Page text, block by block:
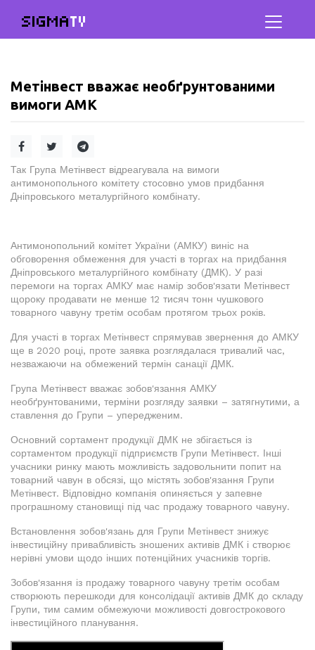
SIGMATV
Метінвест вважає необґрунтованими
вимоги АМК
Так Група Метінвест відреагувала на вимоги
антимонопольного комітету стосовно умов придбання
Дніпровського металургійного комбінату.
Антимонопольний комітет України (АМКУ) виніс на
обговорення обмеження для участі в торгах на придбання
Дніпровського металургійного комбінату (ДМК). У разі
перемоги на торгах АМКУ має намір зобов'язати Метінвест
щороку продавати не менше 12 тисяч тонн чушкового
товарного чавуну третім особам протягом трьох років.
Для участі в торгах Метінвест спрямував звернення до АМКУ
ще в 2020 році, проте заявка розглядалася тривалий час,
незважаючи на обмежений термін санації ДМК.
Група Метінвест вважає зобов'язання АМКУ
необґрунтованими, терміни розгляду заявки – затягнутими, а
ставлення до Групи – упередженим.
Основний сортамент продукції ДМК не збігається із
сортаментом продукції підприємств Групи Метінвест. Інші
учасники ринку мають можливість задовольнити попит на
товарний чавун в обсязі, що містять зобов'язання Групи
Метінвест. Відповідно компанія опиняється у запевне
програшному становищі під час продажу товарного чавуну.
Встановлення зобов'язань для Групи Метінвест знижує
інвестиційну привабливість зношених активів ДМК і створює
нерівні умови щодо інших потенційних учасників торгів.
Зобов'язання із продажу товарного чавуну третім особам
створюють перешкоди для консолідації активів ДМК до складу
Групи, тим самим обмежуючи можливості довгострокового
інвестиційного планування.